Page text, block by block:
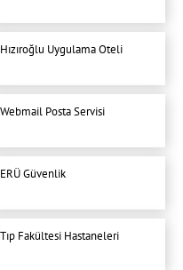
Hızıroğlu Uygulama Oteli
Webmail Posta Servisi
ERÜ Güvenlik
Tıp Fakültesi Hastaneleri